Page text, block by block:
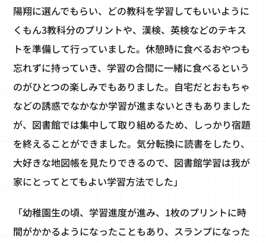
陽翔に選んでもらい、どの教科を学習してもいいように
くもん3教科分のプリントや、漢検、英検などのテキス
トを準備して行っていました。休憩時に食べるおやつも
忘れずに持っていき、学習の合間に一緒に食べるという
のがひとつの楽しみでもありました。自宅だとおもちゃ
などの誘惑でなかなか学習が進まないときもありました
が、図書館では集中して取り組めるため、しっかり宿題
を終えることができました。気分転換に読書をしたり、
大好きな地図帳を見たりできるので、図書館学習は我が
家にとってとてもよい学習方法でした」
「幼稚園生の頃、学習進度が進み、1枚のプリントに時
間がかかるようになったこともあり、スランプになった